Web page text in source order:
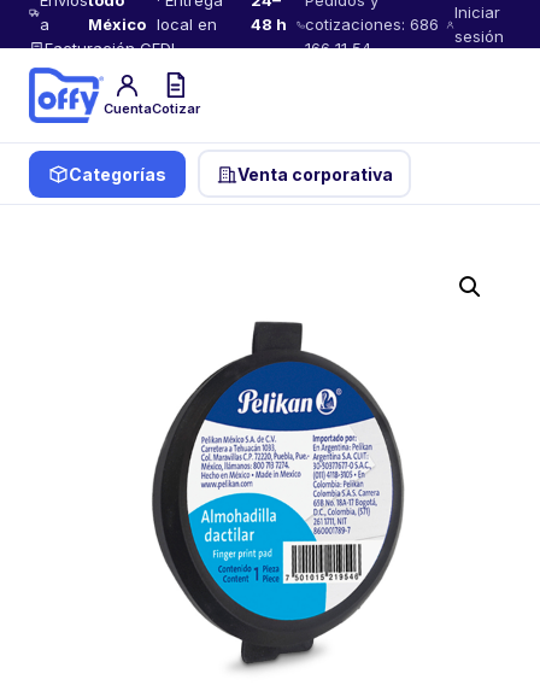
a
México local en
48 h
Facturación CFDI
cotizaciones: 686
166 11 54
Iniciar
sesión
CuentaCotizar
Categorías Venta corporativa